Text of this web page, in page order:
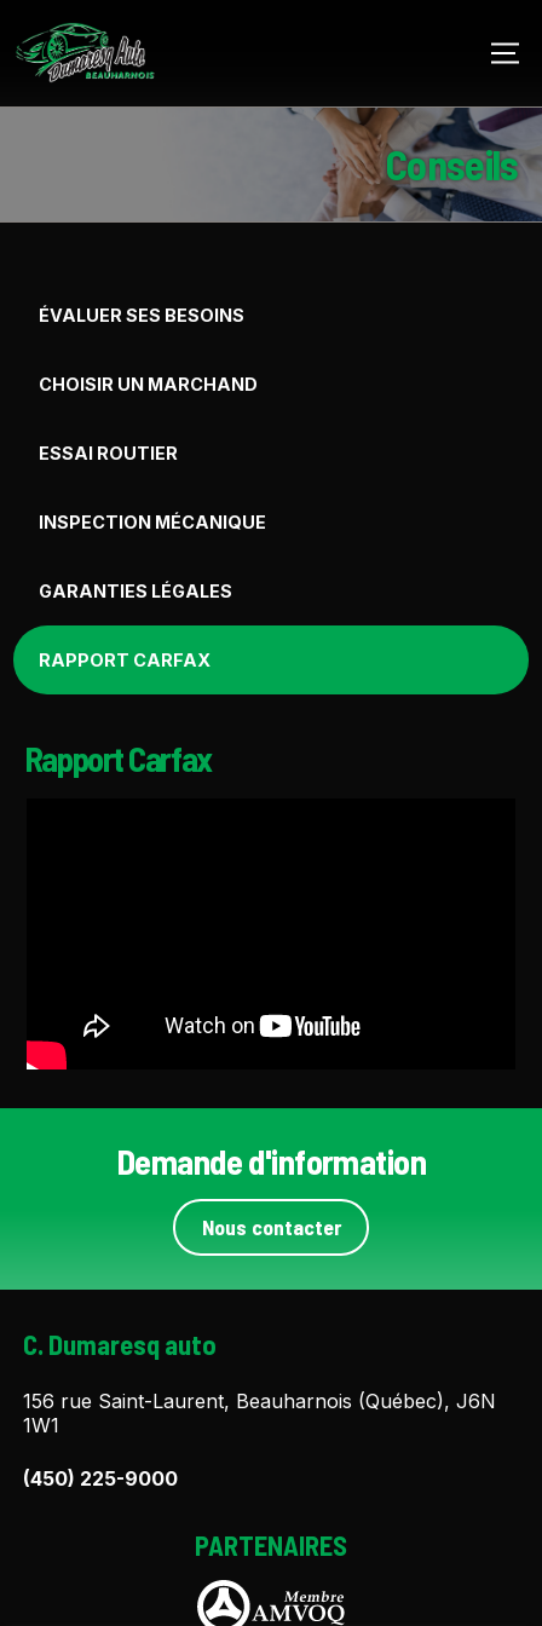
Conseils
ÉVALUER SES BESOINS
CHOISIR UN MARCHAND
ESSAI ROUTIER
INSPECTION MÉCANIQUE
GARANTIES LÉGALES
RAPPORT CARFAX
Rapport Carfax
Demande d'information
Nous contacter
C. Dumaresq auto
156 rue Saint-Laurent, Beauharnois (Québec), J6N
1W1
(450) 225-9000
PARTENAIRES